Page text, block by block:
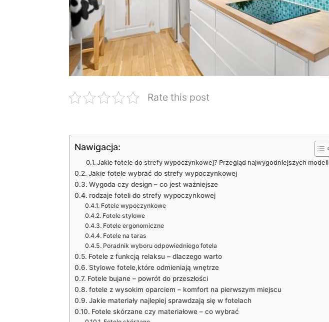
Rate this post
Nawigacja:
Jakie fotele⁣ do strefy wypoczynkowej?⁤ Przegląd najwygodniejszych modeli
Jakie fotele wybrać do ⁣strefy wypoczynkowej
Wygoda czy ⁢design – co jest ważniejsze
rodzaje foteli do​ strefy wypoczynkowej
Fotele wypoczynkowe
Fotele stylowe
Fotele ergonomiczne
Fotele na taras
Poradnik wyboru odpowiedniego fotela
Fotele z funkcją relaksu – dlaczego warto
Stylowe fotele,które odmieniają wnętrze
Fotele bujane‌ – powrót ⁢do przeszłości
fotele z⁢ wysokim ‌oparciem ⁤– komfort​ na pierwszym miejscu
Jakie materiały najlepiej sprawdzają ‍się w fotelach
Fotele skórzane czy materiałowe – co wybrać